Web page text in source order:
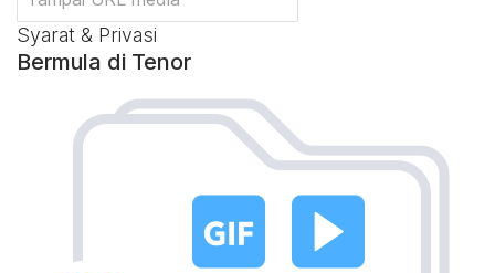
Syarat & Privasi
Bermula di Tenor